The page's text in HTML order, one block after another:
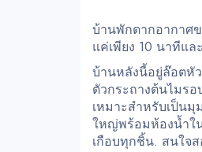
บ้านพักตากอากาศข
แค่เพียง 10 นาทีแล
บ้านหลังนี้อยู่ล๊อตหั
ตัวกระถางต้นไมร
เหมาะสำหรับเป็น
ใหญ่พร้อมห้องน้ำใ
เกือบทุกชิ้น. สนใจส